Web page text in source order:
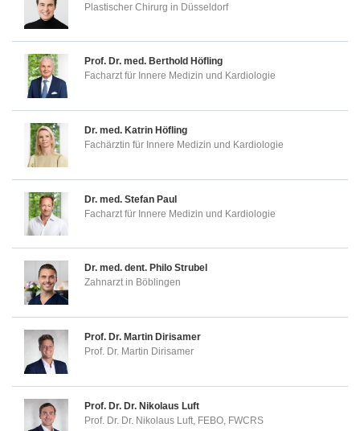
Plastischer Chirurg in Düsseldorf
Prof. Dr. med. Berthold Höfling
Facharzt für Innere Medizin und Kardiologie
Dr. med. Katrin Höfling
Fachärztin für Innere Medizin und Kardiologie
Dr. med. Stefan Paul
Facharzt für Innere Medizin und Kardiologie
Dr. med. dent. Philo Strubel
Zahnarzt in Böblingen
Prof. Dr. Martin Dirisamer
Prof. Dr. Martin Dirisamer
Prof. Dr. Dr. Nikolaus Luft
Prof. Dr. Dr. Nikolaus Luft, FEBO, FWCRS